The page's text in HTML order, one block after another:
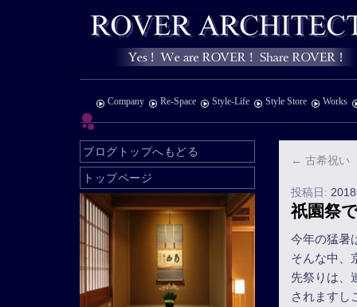
Company Re-Space Style-Life Style Store Works
← 古希祝い
投稿日:
祇園祭
今年の猛暑
そんな中、
先祭りは、
されますし
ブログトップへもどる
トップページ